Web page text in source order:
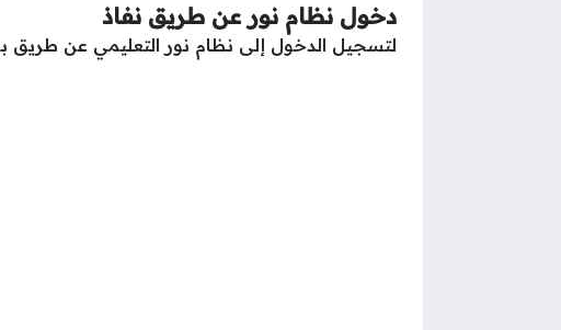
دخول نظام نور عن طريق نفاذ
لتسجيل الدخول إلى نظام نور التعليمي عن طريق